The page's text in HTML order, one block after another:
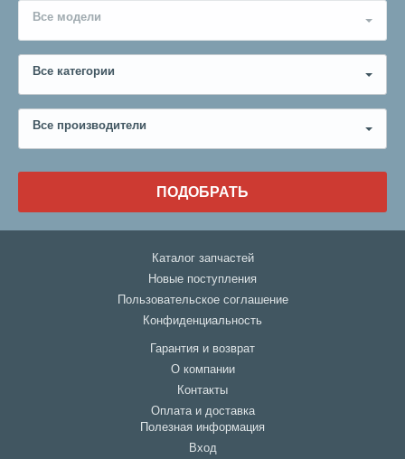
Все модели
Все категории
Все производители
ПОДОБРАТЬ
Каталог запчастей
Новые поступления
Пользовательское соглашение
Конфиденциальность
Гарантия и возврат
О компании
Контакты
Оплата и доставка
Полезная информация
Вход